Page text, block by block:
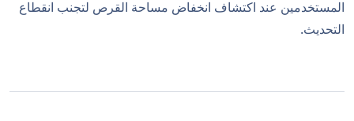
المستخدمين عند اكتشاف انخفاض مساحة القرص لتجنب انقطاع
التحديث.